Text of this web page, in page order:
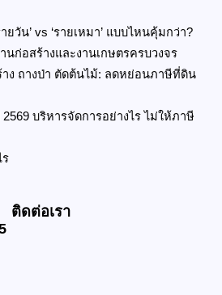
ยวัน’ vs ‘รายเหมา’ แบบไหนคุ้มกว่า?
นก่อสร้างและงานเกษตรครบวงจร
ง ถางป่า ตัดต้นไม้: ลดหย่อนภาษีที่ดิน
บริหารจัดการอย่างไร ไม่ให้ภาษี
ติดต่อเรา